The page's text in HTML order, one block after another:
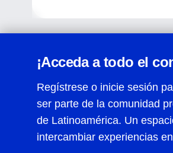
¡Acceda a todo el
Regístrese o inicie sesión
ser parte de la comunidad
de Latinoamérica. Un
intercambiar experiencias
Centro de Ayuda
Términos y condiciones|